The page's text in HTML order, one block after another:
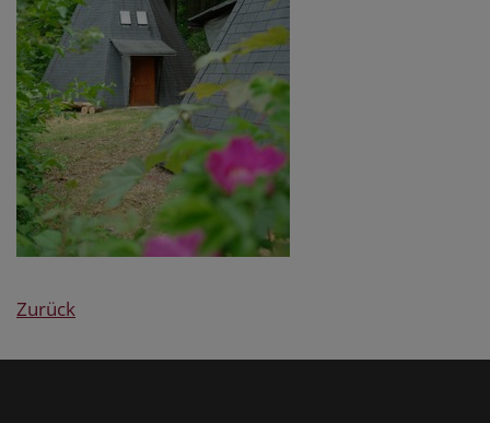
Zurück